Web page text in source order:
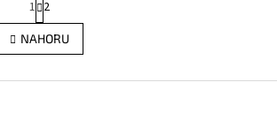
O
v
l
d
t
r
á
n
1 2
NAHORU